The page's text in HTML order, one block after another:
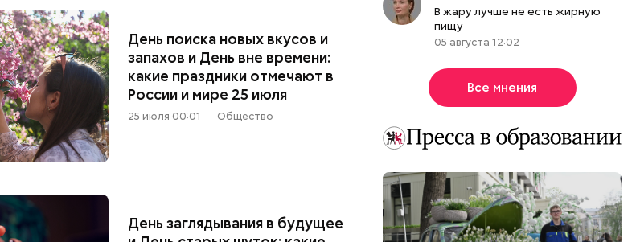
День поиска новых вкусов и
запахов и День вне времени:
какие праздники отмечают в
России и мире 25 июля
25 июля 00:01 Общество
День заглядывания в будущее
В жару лучше не есть жирную
пищу
05 августа 12:02
Все мнения